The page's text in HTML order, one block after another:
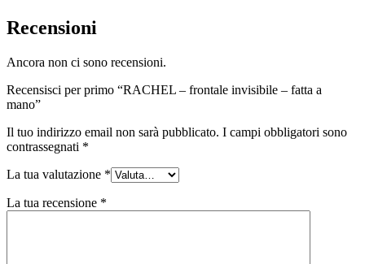
Recensioni
Ancora non ci sono recensioni.
Recensisci per primo “RACHEL – frontale invisibile – fatta a
mano”
Il tuo indirizzo email non sarà pubblicato. I campi obbligatori sono
contrassegnati *
La tua valutazione *
La tua recensione *